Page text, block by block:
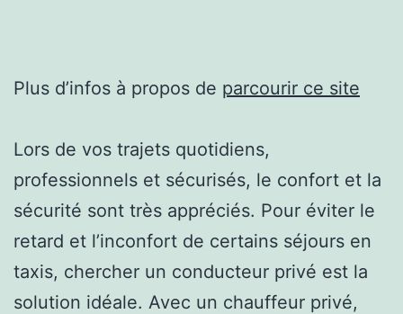
Plus d’infos à propos de parcourir ce site
Lors de vos trajets quotidiens,
professionnels et sécurisés, le confort et la
sécurité sont très appréciés. Pour éviter le
retard et l’inconfort de certains séjours en
taxis, chercher un conducteur privé est la
solution idéale. Avec un chauffeur privé,